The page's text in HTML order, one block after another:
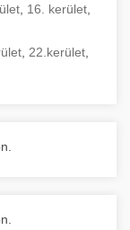
16. kerület
22.kerület